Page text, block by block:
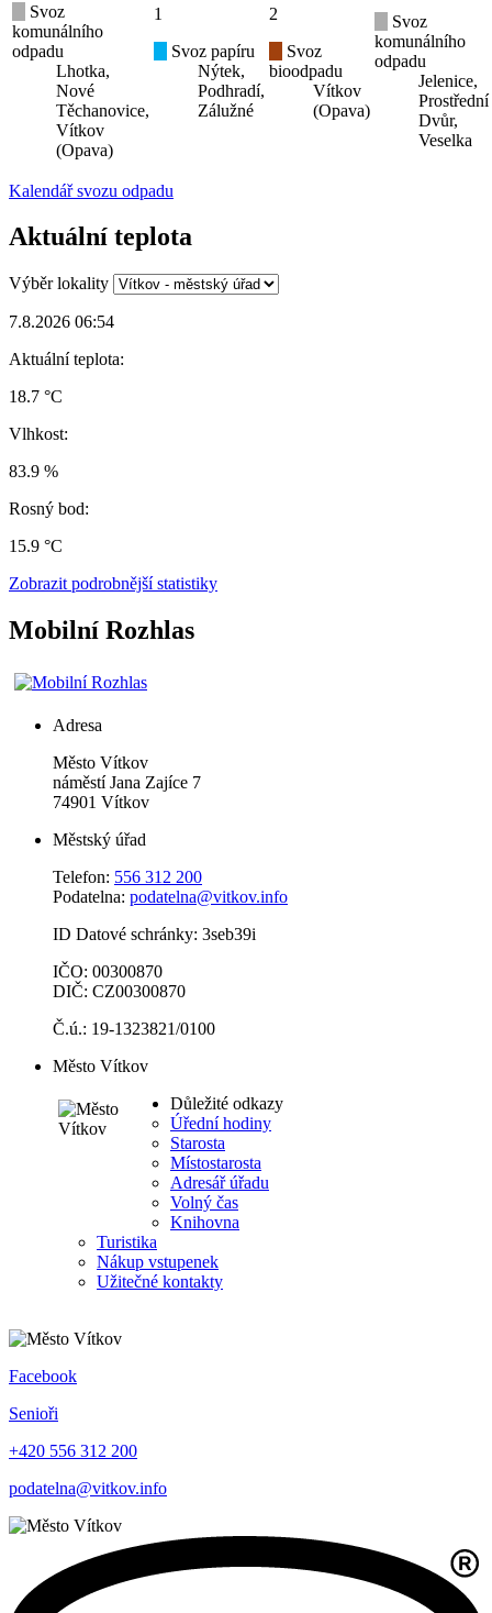
Svoz
komunálního
odpadu
Lhotka,
Nové
Těchanovice,
Vítkov
(Opava)
1
Svoz papíru
Nýtek,
Podhradí,
Zálužné
2
Svoz
bioodpadu
Vítkov
(Opava)
Svoz
komunálního
odpadu
Jelenice,
Prostřední
Dvůr,
Veselka
Kalendář svozu odpadu
Aktuální teplota
Výběr lokality
7.8.2026 06:54
Aktuální teplota:
18.7 °C
Vlhkost:
83.9 %
Rosný bod:
15.9 °C
Zobrazit podrobnější statistiky
Mobilní Rozhlas
Adresa
Město Vítkov
náměstí Jana Zajíce 7
74901 Vítkov
Městský úřad
Telefon: 556 312 200
Podatelna: podatelna@vitkov.info
ID Datové schránky: 3seb39i
IČO: 00300870
DIČ: CZ00300870
Č.ú.: 19-1323821/0100
Město Vítkov
Důležité odkazy
Úřední hodiny
Starosta
Místostarosta
Adresář úřadu
Volný čas
Knihovna
Turistika
Nákup vstupenek
Užitečné kontakty
Facebook
Senioři
+420 556 312 200
podatelna@vitkov.info